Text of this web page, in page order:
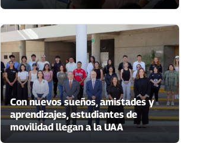
Con nuevos sueños, amistades y
aprendizajes, estudiantes de
movilidad llegan a la UAA